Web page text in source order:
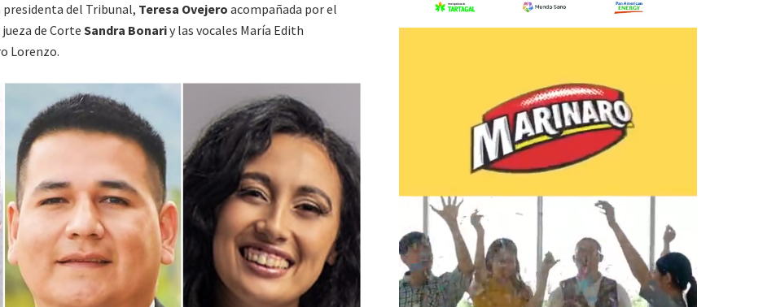
presidenta del Tribunal, Teresa Ovejero acompañada por el
jueza de Corte Sandra Bonariy las vocales María Edith
Lorenzo.